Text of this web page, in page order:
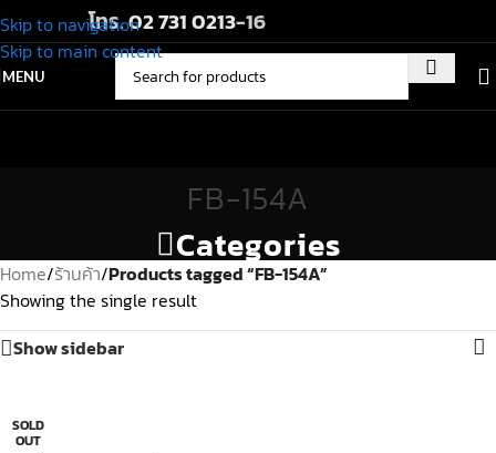
Skip to navigation
Skip to main content
โทร.02 731 0213-16
MENU
FB-154A
Categories
Home/ร้านค้า/Products tagged “FB-154A”
Showing the single result
Show sidebar
SOLD
OUT